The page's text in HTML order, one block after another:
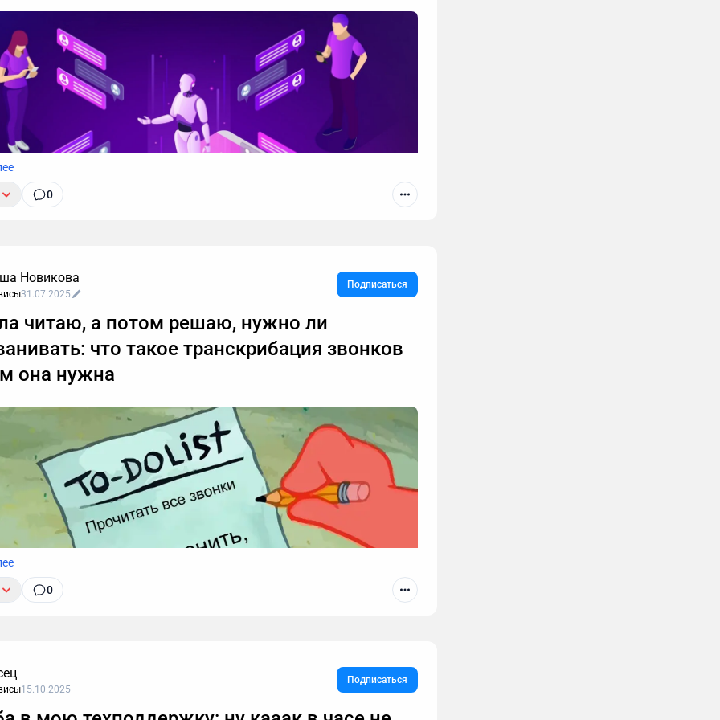
почему стоит делегировать телефонные звонки мне.
0
Новикова
31.07.2025
Подписаться
читаю, а потом решаю, нужно ли
что такое транскрибация звонков
она нужна
0
15.10.2025
Подписаться